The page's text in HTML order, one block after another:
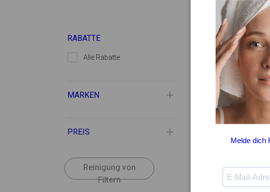
RABATTE
Alle Rabatte
MARKEN
PREIS
Reinigung von
Filtern